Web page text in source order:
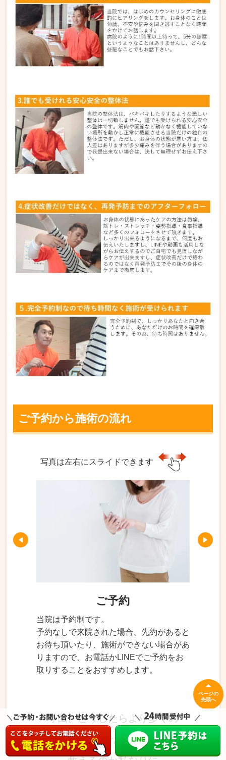
ご予約から施術の流れ
写真は左右にスライドできます
ご予約
当院は予約制です。
予約なしで来院された場合、先約があると
お待ち頂いたり、施術ができない場合があ
りますので、お電話かLINEでご予約をお
取りすることをおすすめします。
今回、どうしたらより多くの
身体の悩みでお困りの方を
ページの
先頭へ